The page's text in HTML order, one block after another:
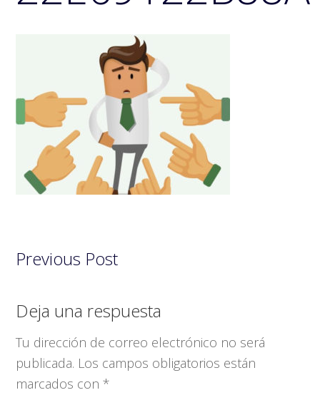
Previous Post
Interacciones
con
los
lectores
Deja una respuesta
Tu dirección de correo electrónico no será
publicada. Los campos obligatorios están
marcados con*